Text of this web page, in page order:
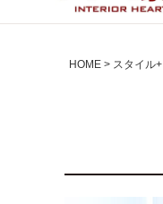
HOME スタイル+